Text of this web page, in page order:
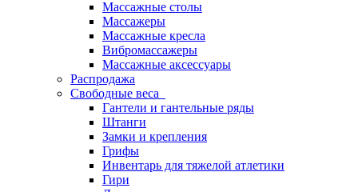
Массажные столы
Массажеры
Массажные кресла
Вибромассажеры
Массажные аксессуары
Распродажа
Свободные веса
Гантели и гантельные ряды
Штанги
Замки и крепления
Грифы
Инвентарь для тяжелой атлетики
Гири